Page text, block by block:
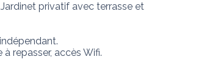
privatif avec terrasse et
repasser, accès Wifi.